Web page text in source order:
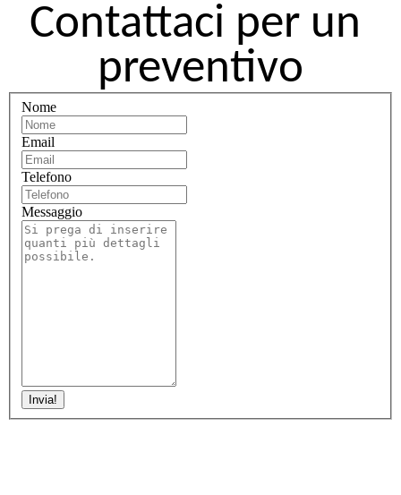
Contattaci per un
preventivo
Nome
Email
Telefono
Messaggio
Invia!